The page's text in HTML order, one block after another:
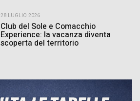
28 LUGLIO 2026
Club del Sole e Comacchio
Experience: la vacanza diventa
scoperta del territorio